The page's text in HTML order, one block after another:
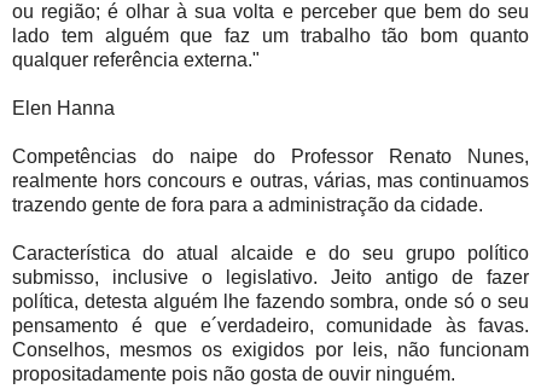
ou região; é olhar à sua volta e perceber que bem do seu
lado tem alguém que faz um trabalho tão bom quanto
qualquer referência externa."
Elen Hanna
Competências do naipe do Professor Renato Nunes,
realmente hors concours e outras, várias, mas continuamos
trazendo gente de fora para a administração da cidade.
Característica do atual alcaide e do seu grupo político
submisso, inclusive o legislativo. Jeito antigo de fazer
política, detesta alguém lhe fazendo sombra, onde só o seu
pensamento é que e´verdadeiro, comunidade às favas.
Conselhos, mesmos os exigidos por leis, não funcionam
propositadamente pois não gosta de ouvir ninguém.